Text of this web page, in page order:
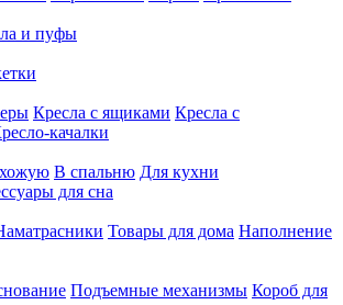
и пуфы
Кресла с ящиками Кресла с
качалки
В спальню Для кухни
для сна
Товары для дома Наполнение
Подъемные механизмы Короб для